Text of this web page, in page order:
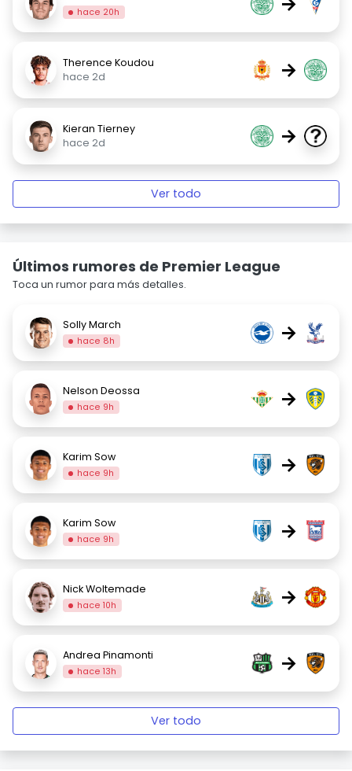
hace 20h
Therence Koudou
hace 2d
→
Kieran Tierney
hace 2d
→
Ver todo
Últimos rumores de Premier League
Toca un rumor para más detalles.
Solly March
hace 8h →
Nelson Deossa
hace 9h →
Karim Sow
hace 9h →
Karim Sow
hace 9h →
Nick Woltemade
hace 10h →
Andrea Pinamonti
hace 13h →
Ver todo